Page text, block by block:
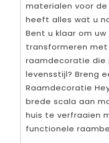
materialen voor de
heeft alles wat u
Bent u klaar om
transformeren
raamdecoratie
levensstijl? Breng
Raamdecoratie
brede scala aan
huis te verfraaien
functionele